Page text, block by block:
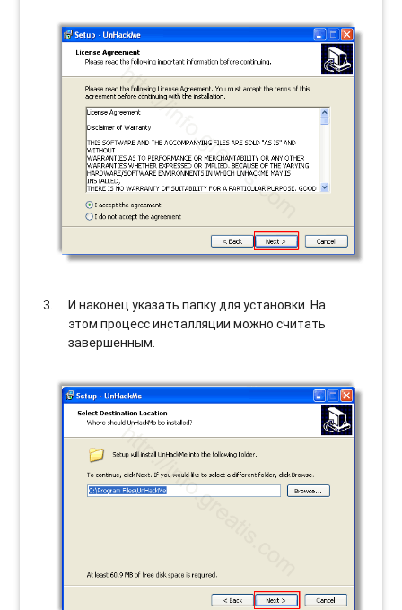
И наконец указать папку для установки. На
этом процесс инсталляции можно считать
завершенным.